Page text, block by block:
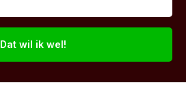
Dat wil ik wel!